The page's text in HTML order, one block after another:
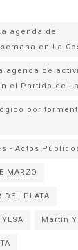
agenda de
en La
agenda de
el Partido de
por
- Actos
MARZO
DEL PLATA
Martín